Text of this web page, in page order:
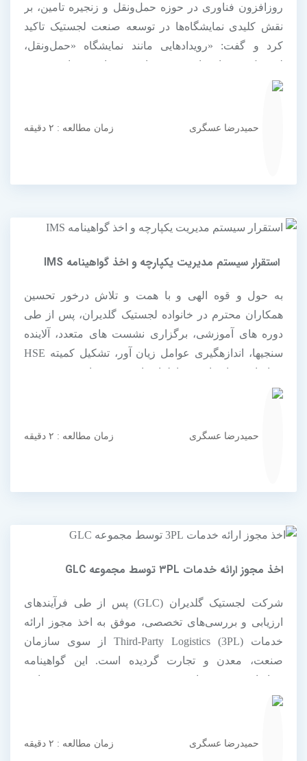
روزافزون فناوری در حوزه حمل‌ونقل و زنجیره تامین، بر
نقش کلیدی نمایشگاه‌ها در توسعه صنعت لجستیک تاکید
کرد و گفت: «رویدادهایی مانند نمایشگاه «حمل‌ونقل،
لجستیک و صنایع وابسته» نه‌تنها بستر مناسبی برای معرفی
نوآوری‌ها و تبادل تجربه فراهم می‌کنند، بلکه به ایجاد
حمیدرضا عسگری زمان مطالعه : ۲ دقیقه
استقرار سیستم مدیریت یکپارچه و اخذ گواهینامه IMS
به حول و قوه الهی و با همت و تلاش درخور تحسین
همکاران محترم در خانواده لجستیک گلدیران، پس از طی
دوره های آموزشی، برگزاری نشست های متعدد، آلاینده
سنجی­ها، اندازه­گیری عوامل زیان آور، تشکیل کمیته HSE
شناسایی و ارزیابی مخاطرات ایمنی و بهداشتی در زمینه
الزامات سیستم مدیریت ایمنی و بهداشت استاندارد بین
حمیدرضا عسگری زمان مطالعه : ۲ دقیقه
اخذ مجوز ارائه خدمات ۳PL توسط مجموعه GLC
شرکت لجستیک گلدیران (GLC) پس از طی فرآیندهای
ارزیابی و بررسی‌های تخصصی، موفق به اخذ مجوز ارائه
خدمات Third-Party Logistics (3PL) از سوی سازمان
صنعت، معدن و تجارت گردیده است. این گواهینامه
نشانه‌ای روشن از تعهد مجموعه GLC به رعایت
استانداردهای ملی و بین‌المللی در ارائه خدمات لجستیکی
حمیدرضا عسگری زمان مطالعه : ۲ دقیقه